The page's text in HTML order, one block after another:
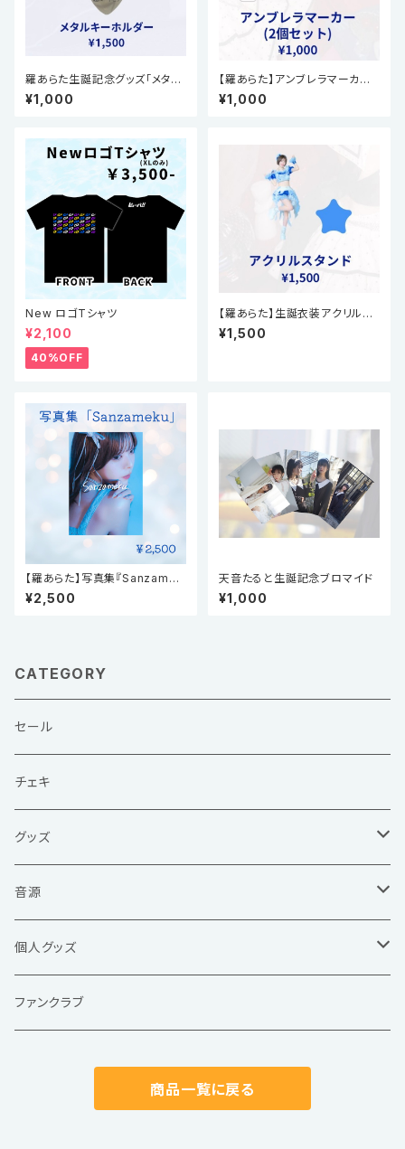
羅あらた生誕記念グッズ「メタル
キーホルダー」
¥1,000
【羅あらた】アンブレラマーカー2
個セット(生誕祭2025)
¥1,000
New ロゴTシャツ
¥2,100
40%OFF
【羅あらた】生誕衣装アクリルス
タンド(生誕祭2025)
¥1,500
【羅あらた】写真集『Sanzamek
u』
¥2,500
天音たると生誕記念ブロマイド
¥1,000
CATEGORY
セール
チェキ
グッズ
Tシャツ / タオル
アクリルスタンド /キーホルダー
ステッカー
音源
現体制
旧体制
個人グッズ
天音たると
ファンクラブ
商品一覧に戻る